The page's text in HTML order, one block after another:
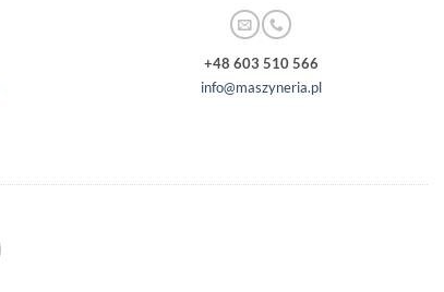
+48 603 510 566
info@maszyneria.pl